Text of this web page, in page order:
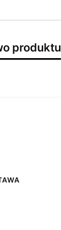
produktu